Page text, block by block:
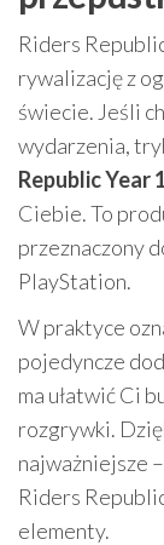
Riders
rywalizację z
świecie. Jeśli
wydarzenia,
Republic Year
Ciebie. To
przeznaczony
PlayStation.
W praktyce
pojedyncze
ma ułatwić Ci
rozgrywki.
najważniejsze
Riders
elementy.